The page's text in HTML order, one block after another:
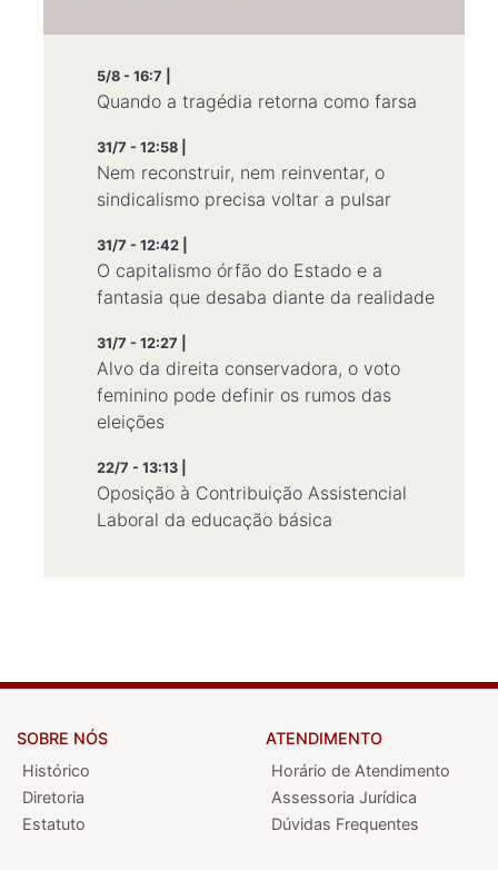
5/8 - 16:7 |
Quando a tragédia retorna como farsa
31/7 - 12:58 |
Nem reconstruir, nem reinventar, o
sindicalismo precisa voltar a pulsar
31/7 - 12:42 |
O capitalismo órfão do Estado e a
fantasia que desaba diante da realidade
31/7 - 12:27 |
Alvo da direita conservadora, o voto
feminino pode definir os rumos das
eleições
22/7 - 13:13 |
Oposição à Contribuição Assistencial
Laboral da educação básica
SOBRE NÓS
Histórico
Diretoria
Estatuto
ATENDIMENTO
Horário de Atendimento
Assessoria Jurídica
Dúvidas Frequentes